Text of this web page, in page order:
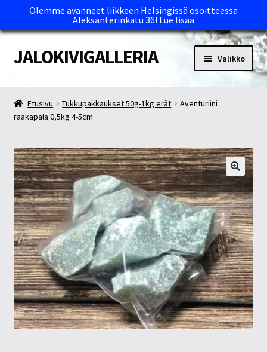
Olemme avanneet liikkeen Helsingissä osoitteessa
Aleksanterinkatu 36! Lue lisää
Siirry
navigointiin
Siirry
sisältöön
JALOKIVIGALLERIA Valikko
Kassa
Maksutavat ja Tärkeää tietää
Myymälät
Oma tili
Ostoskori
Tietosuojaseloste
Tuotteet
Etusivu Tukkupakkaukset 50g-1kg erät
Aventuriini
raakapala 0,5kg 4-5cm